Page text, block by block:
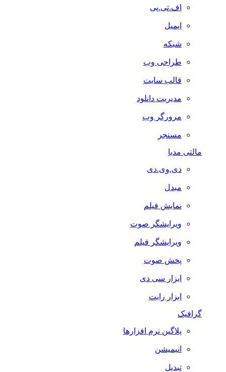
اف.تی.پی
ایمیل
شبکه
طراحی وب
قالب سایت
مدیریت دانلود
مرورگر وب
مسنجر
مالتی مدیا
دی.وی.دی
مبدل
نمایش فیلم
ویرایشگر صوت
ویرایشگر فیلم
پخش صوت
ابزار سی دی
ابزار رایت
گرافیک
پلاگین نرم افزارها
انیمیشن
تبدیل